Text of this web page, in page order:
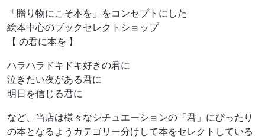
「贈り物にこそ本を」をコンセプトにした
絵本中心のブックセレクトショップ
【 の君に本を 】
ハラハラドキドキ好きの君に
泣きたい夜がある君に
明日を信じる君に
など、当店は様々なシチュエーションの「君」にぴったり
の本となるようカテゴリー分けして本をセレクトしている